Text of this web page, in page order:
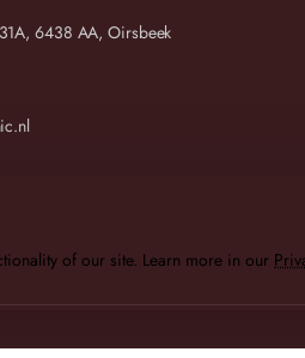
of our site. Learn more in our
6438 AA, Oirsbeek